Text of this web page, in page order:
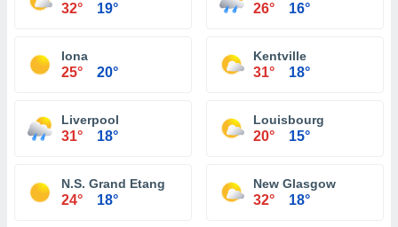
32° 19° 26° 16°
Iona
25° 20°
Kentville
31° 18°
Liverpool
31° 18°
Louisbourg
20° 15°
N.S. Grand Etang
24° 18°
New Glasgow
32° 18°